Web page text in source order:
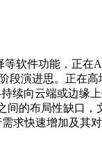
软件功能，正在
演进思。正在高
续向云端或边缘
的布局性缺口，
求快速增加及其